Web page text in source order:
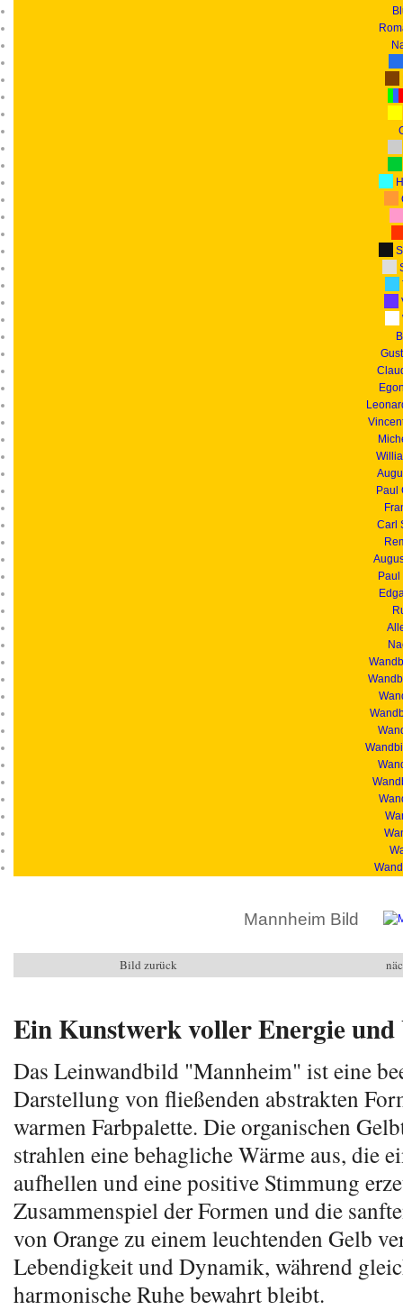
Paul
Carl
Mannheim Bild
Bild zurück
Ein Kunstwerk voller Energie
Das Leinwandbild "Mannheim" ist eine
Darstellung von fließenden abstrakten
warmen Farbpalette. Die organischen
strahlen eine behagliche Wärme aus, die
aufhellen und eine positive Stimmung
Zusammenspiel der Formen und die
von Orange zu einem leuchtenden Gelb
Lebendigkeit und Dynamik, während
harmonische Ruhe bewahrt bleibt.